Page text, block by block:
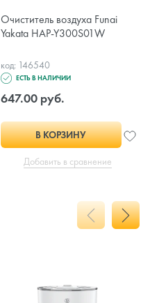
Очиститель воздуха Funai
Yakata HAP-Y300S01W
код: 146540
ЕСТЬ В НАЛИЧИИ
647.00 руб.
В КОРЗИНУ
Добавить в сравнение